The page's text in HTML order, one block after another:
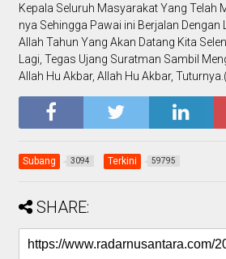
Kepala Seluruh Masyarakat Yang Telah
nya Sehingga Pawai ini Berjalan Dengan
Allah Tahun Yang Akan Datang Kita
Lagi, Tegas Ujang Suratman Sambil
Allah Hu Akbar, Allah Hu Akbar, Tuturnya.(
Subang 3094 Terkini 59795
SHARE: